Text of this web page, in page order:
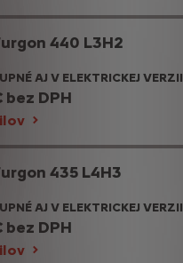
440 L3H2
AJ V ELEKTRICKEJ VERZII
DPH
435 L4H3
AJ V ELEKTRICKEJ VERZII
DPH